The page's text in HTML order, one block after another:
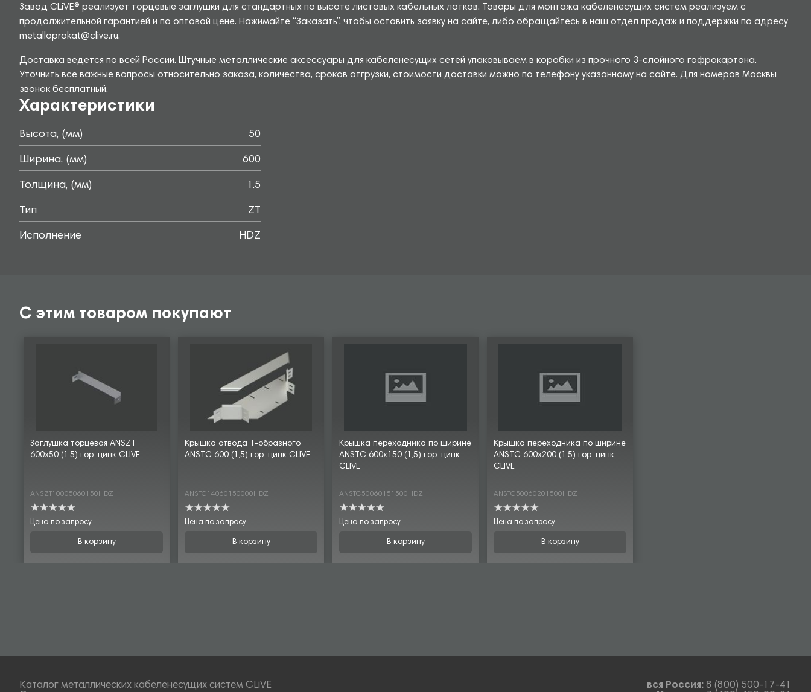
Завод CLiVE® реализует торцевые заглушки для стандартных по высоте листовых кабельных лотков. Товары для монтажа кабеленесущих систем реализуем с
продолжительной гарантией и по оптовой цене. Нажимайте “Заказать”, чтобы оставить заявку на сайте, либо обращайтесь в наш отдел продаж и поддержки по адресу
metalloprokat@clive.ru.
Доставка ведется по всей России. Штучные металлические аксессуары для кабеленесущих сетей упаковываем в коробки из прочного 3-слойного гофрокартона.
Уточнить все важные вопросы относительно заказа, количества, сроков отгрузки, стоимости доставки можно по телефону указанному на сайте. Для номеров Москвы
звонок бесплатный.
Характеристики
Высота, (мм) 50
Ширина, (мм) 600
Толщина, (мм) 1.5
Тип ZT
Исполнение HDZ
С этим товаром покупают
Заглушка торцевая ANSZT
600х50 (1,5) гор. цинк CLIVE
ANSZT10005060150HDZ
Цена по запросу
В корзину
Крышка отвода Т-образного
ANSTC 600 (1,5) гор. цинк CLIVE
ANSTC14060150000HDZ
Цена по запросу
В корзину
Крышка переходника по ширине
ANSTC 600х150 (1,5) гор. цинк
CLIVE
ANSTC50060151500HDZ
Цена по запросу
В корзину
Крышка переходника по ширине
ANSTC 600х200 (1,5) гор. цинк
CLIVE
ANSTC50060201500HDZ
Цена по запросу
В корзину
Каталог металлических кабеленесущих систем CLiVE
вся Россия: 8 (800) 500-17-41